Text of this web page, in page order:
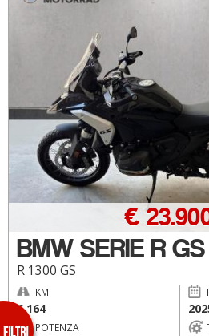
BMW SERIE R GS
R 1300 GS
€
KM
6.164
POTENZA